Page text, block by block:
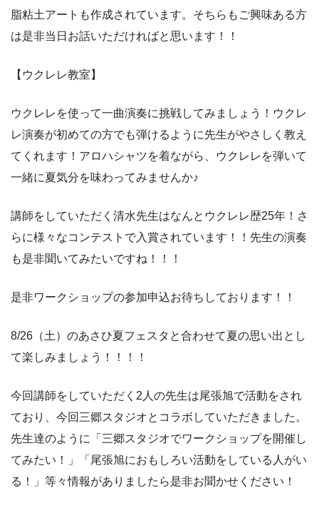
脂粘土アートも作成されています。そちらもご興味ある方
は是非当日お話いただければと思います！！
【ウクレレ教室】
ウクレレを使って一曲演奏に挑戦してみましょう！ウクレ
レ演奏が初めての方でも弾けるように先生がやさしく教え
てくれます！アロハシャツを着ながら、ウクレレを弾いて
一緒に夏気分を味わってみませんか♪
講師をしていただく清水先生はなんとウクレレ歴25年！さ
らに様々なコンテストで入賞されています！！先生の演奏
も是非聞いてみたいですね！！！
是非ワークショップの参加申込お待ちしております！！
8/26（土）のあさひ夏フェスタと合わせて夏の思い出とし
て楽しみましょう！！！！
今回講師をしていただく2人の先生は尾張旭で活動をされ
ており、今回三郷スタジオとコラボしていただきました。
先生達のように「三郷スタジオでワークショップを開催し
てみたい！」「尾張旭におもしろい活動をしている人がい
る！」等々情報がありましたら是非お聞かせください！